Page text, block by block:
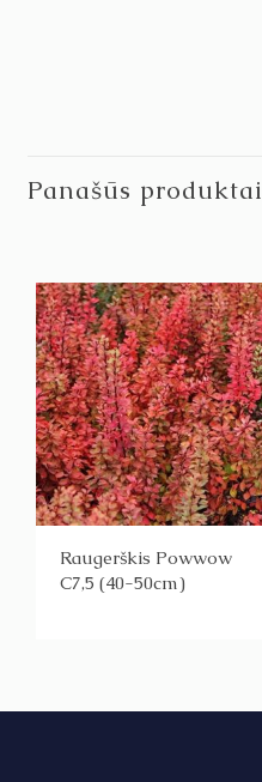
Panašūs produktai
Raugerškis Powwow
C7,5 (40-50cm)